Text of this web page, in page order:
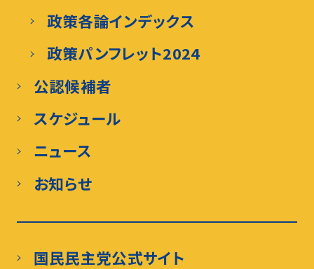
政策各論インデックス
政策パンフレット2024
公認候補者
スケジュール
ニュース
お知らせ
国民民主党公式サイト